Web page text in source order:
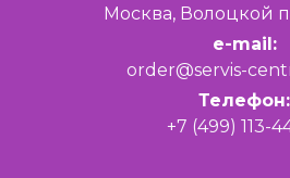
Москва, Волоцкой
e-mail:
order@servis-
Телефон:
+7 (499) 113-